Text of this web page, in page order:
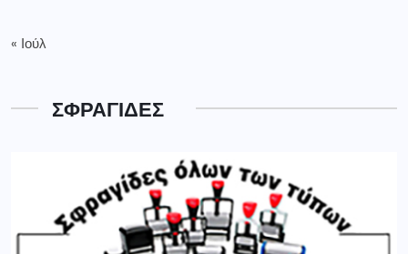
« Ιούλ
ΣΦΡΑΓΙΔΕΣ